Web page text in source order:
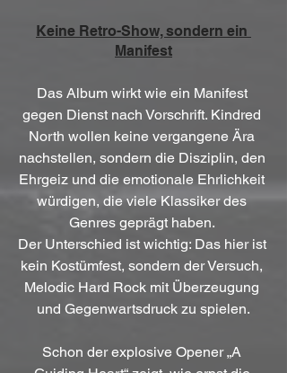
Keine Retro-Show, sondern ein
Manifest
Das Album wirkt wie ein Manifest
gegen Dienst nach Vorschrift. Kindred
North wollen keine vergangene Ära
nachstellen, sondern die Disziplin, den
Ehrgeiz und die emotionale Ehrlichkeit
würdigen, die viele Klassiker des
Genres geprägt haben.
Der Unterschied ist wichtig: Das hier ist
kein Kostümfest, sondern der Versuch,
Melodic Hard Rock mit Überzeugung
und Gegenwartsdruck zu spielen.
Schon der explosive Opener „A